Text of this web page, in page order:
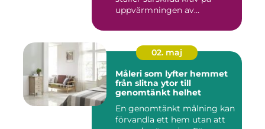
uppvärmningen av
02. maj
Måleri som lyfter hemmet
från slitna ytor till
genomtänkt helhet
En genomtänkt målning kan
förvandla ett hem utan att